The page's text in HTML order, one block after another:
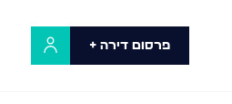
פרסום דירה +